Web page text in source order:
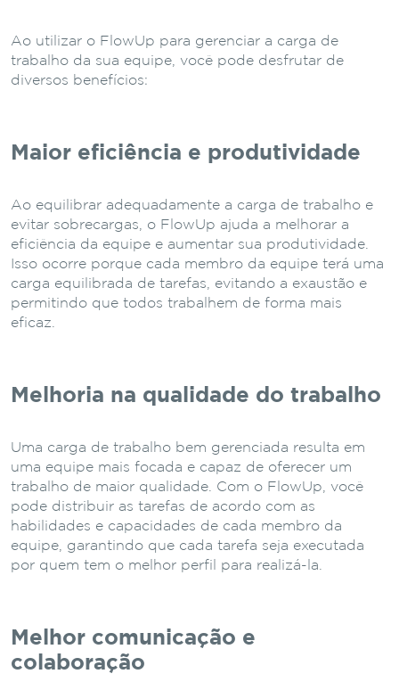
Ao utilizar o FlowUp para gerenciar a carga de
trabalho da sua equipe, você pode desfrutar de
diversos benefícios:
Maior eficiência e produtividade
Ao equilibrar adequadamente a carga de trabalho e
evitar sobrecargas, o FlowUp ajuda a melhorar a
eficiência da equipe e aumentar sua produtividade.
Isso ocorre porque cada membro da equipe terá uma
carga equilibrada de tarefas, evitando a exaustão e
permitindo que todos trabalhem de forma mais
eficaz.
Melhoria na qualidade do trabalho
Uma carga de trabalho bem gerenciada resulta em
uma equipe mais focada e capaz de oferecer um
trabalho de maior qualidade. Com o FlowUp, você
pode distribuir as tarefas de acordo com as
habilidades e capacidades de cada membro da
equipe, garantindo que cada tarefa seja executada
por quem tem o melhor perfil para realizá-la.
Melhor comunicação e
colaboração